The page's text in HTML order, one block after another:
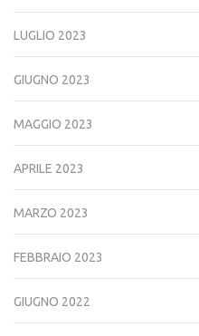
LUGLIO 2023
GIUGNO 2023
MAGGIO 2023
APRILE 2023
MARZO 2023
FEBBRAIO 2023
GIUGNO 2022